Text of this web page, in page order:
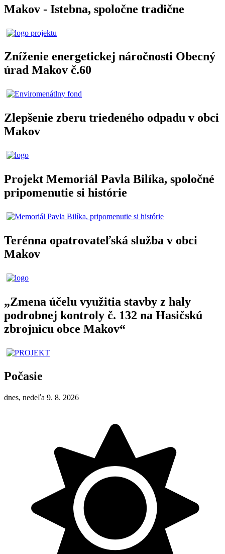
Makov - Istebna, spoločne tradične
Zníženie energetickej náročnosti Obecný
úrad Makov č.60
Zlepšenie zberu triedeného odpadu v obci
Makov
Projekt Memoriál Pavla Bilíka, spoločné
pripomenutie si histórie
Terénna opatrovateľská služba v obci
Makov
„Zmena účelu využitia stavby z haly
podrobnej kontroly č. 132 na Hasičskú
zbrojnicu obce Makov“
Počasie
dnes, nedeľa 9. 8. 2026